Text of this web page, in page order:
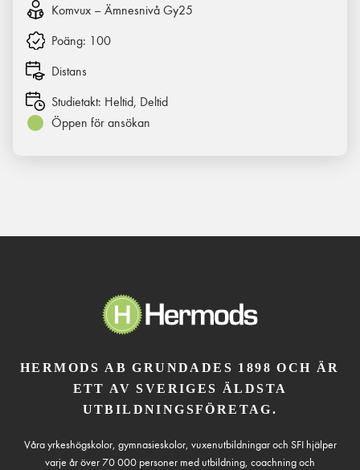
Komvux – Ämnesnivå Gy25
Poäng: 100
Distans
Studietakt: Heltid, Deltid
Öppen för ansökan
HERMODS AB GRUNDADES 1898 OCH ÄR
ETT AV SVERIGES ÄLDSTA
UTBILDNINGSFÖRETAG.
Våra yrkeshögskolor, gymnasieskolor, vuxenutbildningar och SFI hjälper
varje år över 70 000 personer med utbildning, coachning och